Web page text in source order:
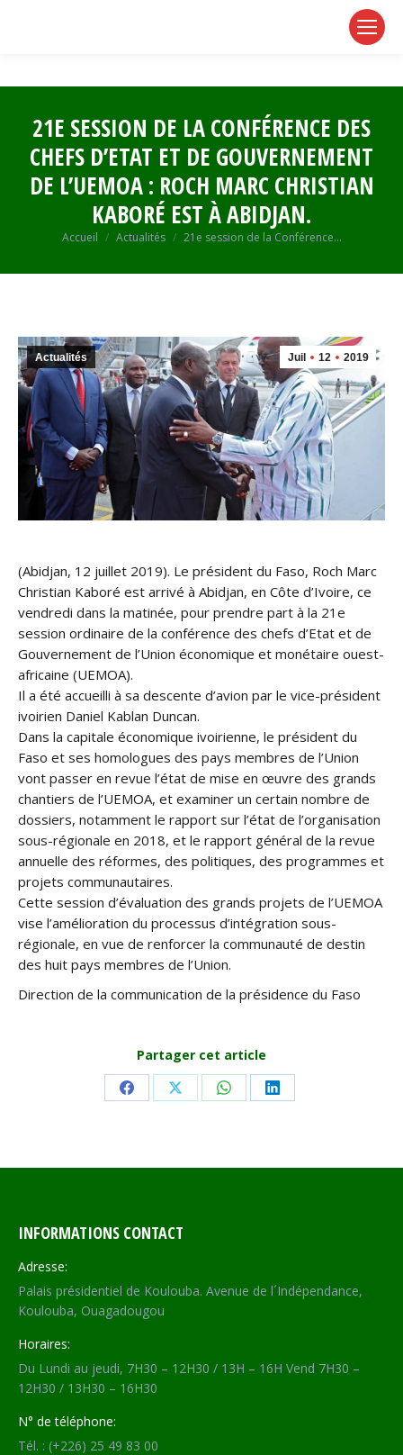
21E SESSION DE LA CONFÉRENCE DES
CHEFS D’ETAT ET DE GOUVERNEMENT
DE L’UEMOA : ROCH MARC CHRISTIAN
KABORÉ EST À ABIDJAN.
Vous êtes ici :
Accueil Actualités 21e session de la Conférence…
Juil 12 2019
Actualités
(Abidjan, 12 juillet 2019). Le président du Faso, Roch Marc
Christian Kaboré est arrivé à Abidjan, en Côte d’Ivoire, ce
vendredi dans la matinée, pour prendre part à la 21e
session ordinaire de la conférence des chefs d’Etat et de
Gouvernement de l’Union économique et monétaire ouest-
africaine (UEMOA).
Il a été accueilli à sa descente d’avion par le vice-président
ivoirien Daniel Kablan Duncan.
Dans la capitale économique ivoirienne, le président du
Faso et ses homologues des pays membres de l’Union
vont passer en revue l’état de mise en œuvre des grands
chantiers de l’UEMOA, et examiner un certain nombre de
dossiers, notamment le rapport sur l’état de l’organisation
sous-régionale en 2018, et le rapport général de la revue
annuelle des réformes, des politiques, des programmes et
projets communautaires.
Cette session d’évaluation des grands projets de l’UEMOA
vise l’amélioration du processus d’intégration sous-
régionale, en vue de renforcer la communauté de destin
des huit pays membres de l’Union.
Direction de la communication de la présidence du Faso
Partager cet article
Share Share Share Share
INFORMATIONS CONTACT
Adresse:
Palais présidentiel de Koulouba. Avenue de l´Indépendance,
Koulouba, Ouagadougou
Horaires:
Du Lundi au jeudi, 7H30 – 12H30 / 13H – 16H Vend 7H30 –
12H30 / 13H30 – 16H30
N° de téléphone:
Tél. : (+226) 25 49 83 00